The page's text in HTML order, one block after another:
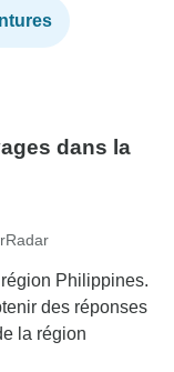
dans la
Philippines.
des réponses
la région